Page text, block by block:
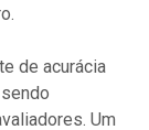
de acurácia
Um